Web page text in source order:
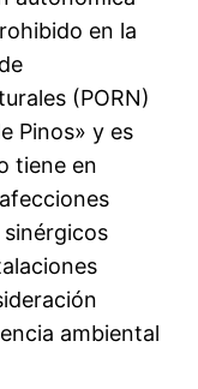
en la
(PORN)
Pinos» y es
tiene en
ambiental